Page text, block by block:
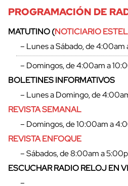
PROGRAMACIÓN DE
MATUTINO (NOTICIARIO
– Lunes a Sábado, de 4:00am
– Domingos, de 4:00am a
BOLETINES INFORMATIVOS
– Lunes a Domingo, de
REVISTA SEMANAL
– Domingos, de 10:00am a
REVISTA ENFOQUE
– Sábados, de 8:00am a
ESCUCHAR RADIO RELOJ EN
–